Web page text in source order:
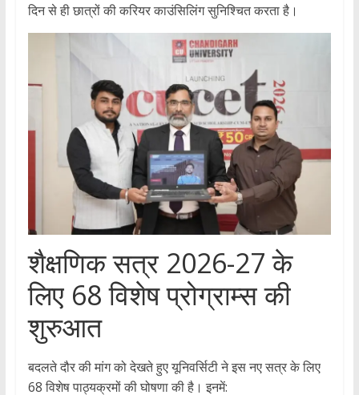
दिन से ही छात्रों की करियर काउंसिलिंग सुनिश्चित करता है।
​शैक्षणिक सत्र 2026-27 के
लिए 68 विशेष प्रोग्राम्स की
शुरुआत
​बदलते दौर की मांग को देखते हुए यूनिवर्सिटी ने इस नए सत्र के लिए
68 विशेष पाठ्यक्रमों की घोषणा की है। इनमें: